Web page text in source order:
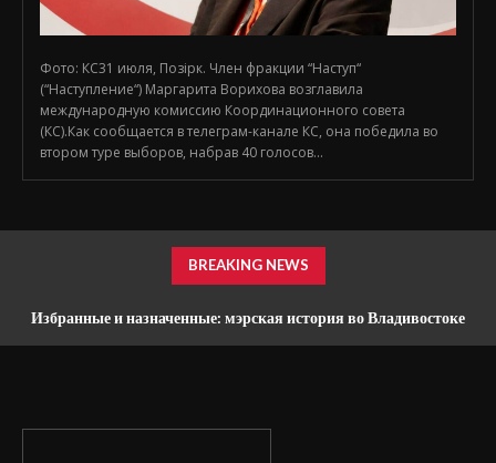
Фото: КС31 июля, Позірк. Член фракции “Наступ“
(“Наступление“) Маргарита Ворихова возглавила
международную комиссию Координационного совета
(КС).Как сообщается в телеграм-канале КС, она победила во
втором туре выборов, набрав 40 голосов...
BREAKING NEWS
Избранные и назначенные: мэрская история во Владивостоке